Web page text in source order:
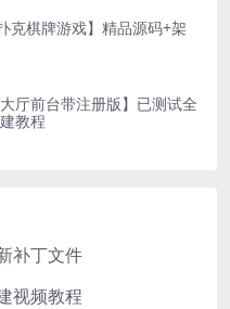
克棋牌游戏】精品源码+架
厅前台带注册版】已测试全
教程
补丁文件
视频教程